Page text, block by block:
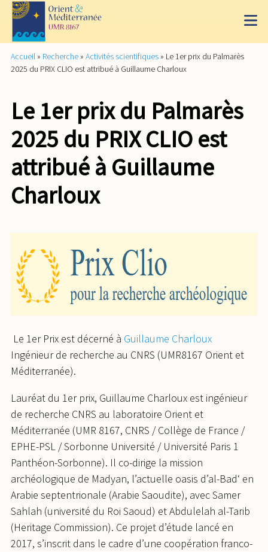
Accueil » Recherche » Activités scientifiques » Le 1er prix du Palmarès
2025 du PRIX CLIO est attribué à Guillaume Charloux
Le 1er prix du Palmarès
2025 du PRIX CLIO est
attribué à Guillaume
Charloux
Le 1er Prix est décerné à Guillaume Charloux
Ingénieur de recherche au CNRS (UMR8167 Orient et
Méditerranée).
Lauréat du 1er prix, Guillaume Charloux est ingénieur
de recherche CNRS au laboratoire Orient et
Méditerranée (UMR 8167, CNRS / Collège de France /
EPHE-PSL / Sorbonne Université / Université Paris 1
Panthéon-Sorbonne). Il co-dirige la mission
archéologique de Madyan, l’actuelle oasis d’al-Bad‘ en
Arabie septentrionale (Arabie Saoudite), avec Samer
Sahlah (université du Roi Saoud) et Abdulelah al-Tarib
(Heritage Commission). Ce projet d’étude lancé en
2017, s’inscrit dans le cadre d’une coopération franco-